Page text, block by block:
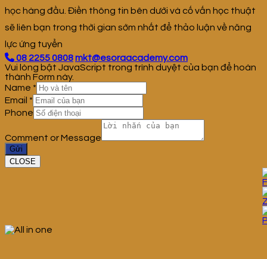
học hàng đầu. Điền thông tin bên dưới và cố vấn học thuật
sẽ liên bạn trong thời gian sớm nhất để thảo luận về năng
lực ứng tuyển
08 2255 0808mkt@esoraacademy.com
Vui lòng bật JavaScript trong trình duyệt của bạn để hoàn
thành Form này.
Name *
Email *
Phone
Comment or Message
Gửi
CLOSE